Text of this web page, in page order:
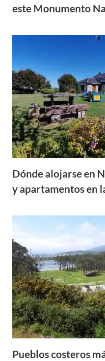
este Monumento
Dónde alojarse en
y apartamentos en
Pueblos costeros